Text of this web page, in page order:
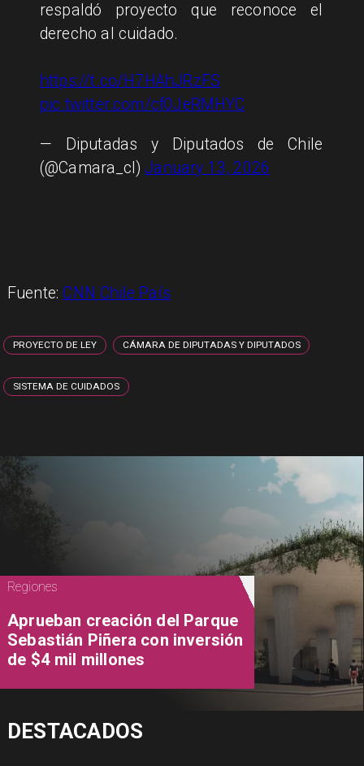
respaldó proyecto que reconoce el
derecho al cuidado.
https://t.co/H7HAhJRzFS
pic.twitter.com/cf0JeRMHYC
— Diputadas y Diputados de Chile
(@Camara_cl) January 13, 2026
Fuente:CNN Chile País
PROYECTO DE LEY CÁMARA DE DIPUTADAS Y DIPUTADOS
SISTEMA DE CUIDADOS
Regiones
Aprueban creación del Parque
Sebastián Piñera con inversión
de $4 mil millones
DESTACADOS